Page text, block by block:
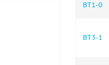
ВТ1-0
ВТ3-1